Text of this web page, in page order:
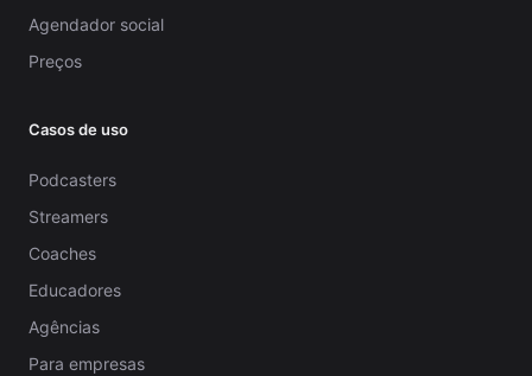
Agendador social
Preços
Casos de uso
Podcasters
Streamers
Coaches
Educadores
Agências
Para empresas